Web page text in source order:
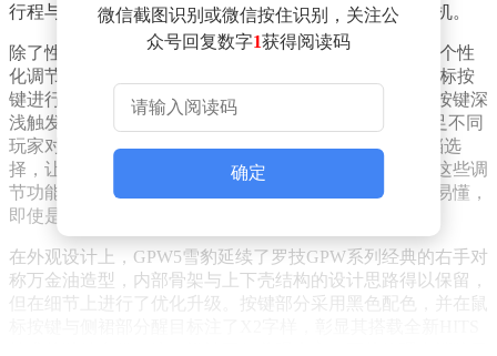
行程与复位距离让玩家在操作中快人一步，轻松占据先机。
除了性能上的飞跃，HITS技术还赋予了玩家前所未有的个性
化调节空间。通过罗技G-HUB软件平台，玩家可以对鼠标按
键进行多维度调节。触发点位置提供10档调节，可实现按键深
浅触发的精准控制；RT快速触发复位点有5档可调，满足不同
玩家对按键复位灵敏度的需求；触觉反馈强度则提供6档选
择，让玩家能够根据个人喜好调整按键的确认感强弱。这些调
节功能均配有直观的蓝色柱状动态效果显示，上手简单易懂，
即使是初次使用的玩家也能快速掌握。
在外观设计上，GPW5雪豹延续了罗技GPW系列经典的右手对
称万金油造型，内部骨架与上下壳结构的设计思路得以保留，
但在细节上进行了优化升级。按键部分采用黑色配色，并在鼠
微信截图识别或微信按住识别，关注公
众号回复数字1获得阅读码
确定